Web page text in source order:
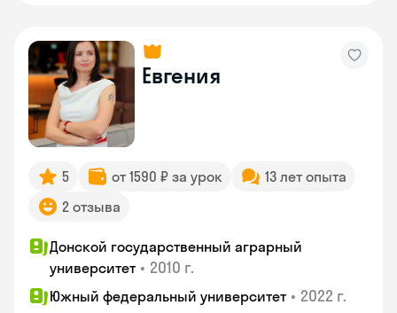
Евгения
5 от 1590 ₽ за урок
13 лет опыта
2 отзыва
Донской государственный аграрный
университет • 2010 г.
Южный федеральный университет • 2022 г.